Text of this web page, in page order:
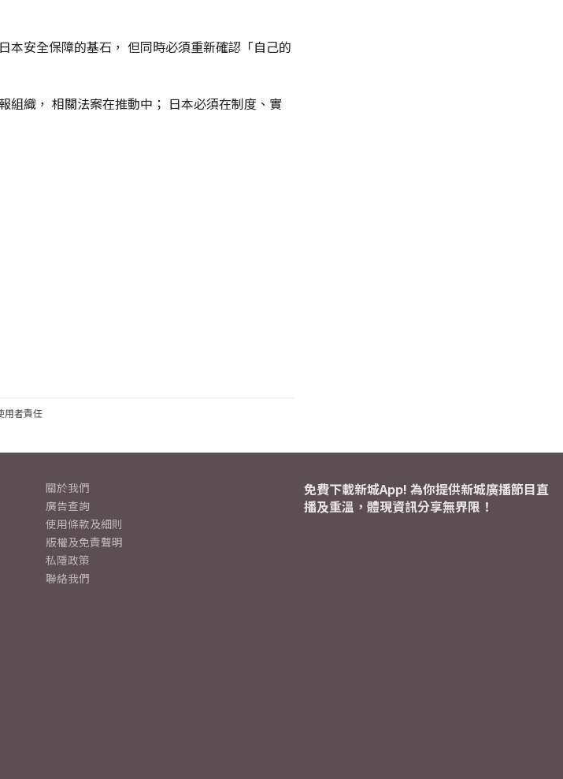
本安全保障的基石， 但同時必須重新確認「自己的
組織， 相關法案在推動中； 日本必須在制度、實
用者責任
關於我們
廣告查詢
使用條款及細則
版權及免責聲明
私隱政策
聯絡我們
免費下載新城App! 為你提供新城廣播節目直
播及重溫，體現資訊分享無界限！